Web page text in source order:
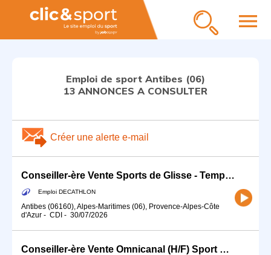
menu
Emploi de sport Antibes (06)
13 ANNONCES A CONSULTER
Créer une alerte e-mail
Conseiller-ère Vente Sports de Glisse - Temps partiel
Emploi DECATHLON
Antibes (06160), Alpes-Maritimes (06), Provence-Alpes-Côte
d'Azur - CDI - 30/07/2026
Conseiller-ère Vente Omnicanal (H/F) Sport de glisse